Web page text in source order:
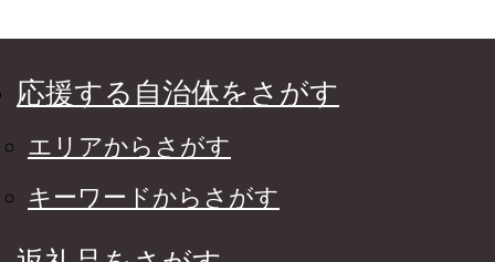
飛騨高山 岩ト屋
HF001
応援する自治体をさがす
エリアからさがす
キーワードからさがす